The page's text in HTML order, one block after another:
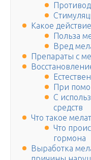
Какое
Польза
Вред
Препараты с
При
С
средств
Что такое
Что
гормона
Выработка